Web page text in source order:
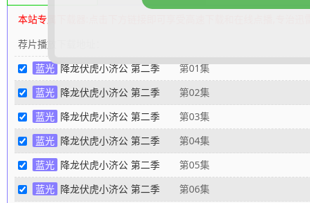
本站专属下载器:点击下方链接即可享受高速下载和在线点播,专治迅
荐片播放下载地址：
蓝光 降龙伏虎小济公 第二季第01集
蓝光 降龙伏虎小济公 第二季 第02集
蓝光 降龙伏虎小济公 第二季 第03集
蓝光 降龙伏虎小济公 第二季 第04集
蓝光 降龙伏虎小济公 第二季 第05集
蓝光 降龙伏虎小济公 第二季 第06集